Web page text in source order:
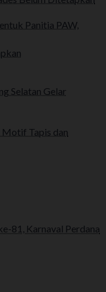
Panitia PAW,
Selatan Gelar
Motif Tapis dan
81, Karnaval Perdana